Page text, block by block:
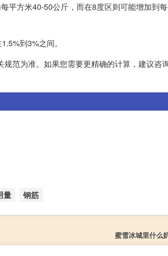
平方米40-50公斤，而在8度区则可能增加到
到3%之间。
范为准。如果您需要更精确的计算，建议咨
量 钢筋
蜜雪冰城里什么